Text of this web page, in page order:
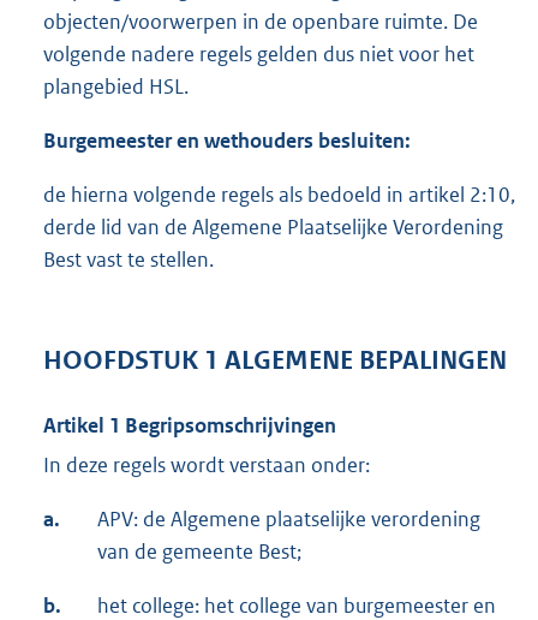
objecten/voorwerpen in de openbare ruimte. De
volgende nadere regels gelden dus niet voor het
plangebied HSL.
Burgemeester en wethouders besluiten:
de hierna volgende regels als bedoeld in artikel 2:10,
derde lid van de Algemene Plaatselijke Verordening
Best vast te stellen.
HOOFDSTUK 1 ALGEMENE BEPALINGEN
Artikel 1 Begripsomschrijvingen
In deze regels wordt verstaan onder:
a.
APV: de Algemene plaatselijke verordening
van de gemeente Best;
b.
het college: het college van burgemeester en